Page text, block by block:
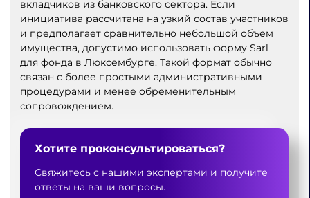
вкладчиков из банковского сектора. Если
инициатива рассчитана на узкий состав участников
и предполагает сравнительно небольшой объем
имущества, допустимо использовать форму Sarl
для фонда в Люксембурге. Такой формат обычно
связан с более простыми административными
процедурами и менее обременительным
сопровождением.
Хотите проконсультироваться?
Свяжитесь с нашими экспертами и получите
ответы на ваши вопросы.